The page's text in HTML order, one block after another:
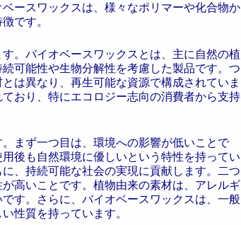
ースワックスは、様々なポリマーや化合物か
です。
。バイオベースワックスとは、主に自然の植
可能性や生物分解性を考慮した製品です。つ
は異なり、再生可能な資源で構成されていま
おり、特にエコロジー志向の消費者から支持
まず一つ目は、環境への影響が低いことで
後も自然環境に優しいという特性を持ってい
、持続可能な社会の実現に貢献します。二つ
高いことです。植物由来の素材は、アレルギ
す。さらに、バイオベースワックスは、一般
性質を持っています。